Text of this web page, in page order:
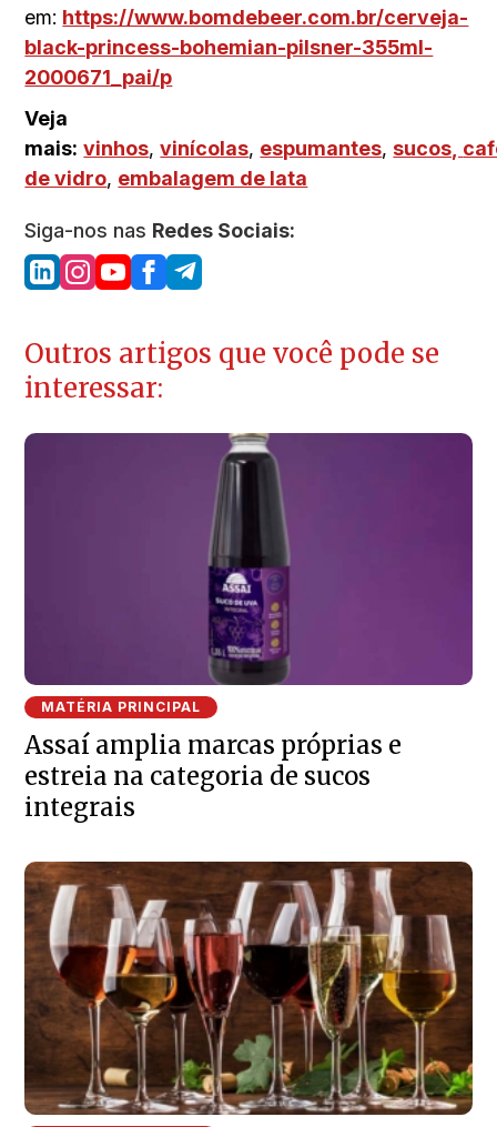
em: https://www.bomdebeer.com.br/cerveja-
black-princess-bohemian-pilsner-355ml-
2000671_pai/p
Veja
mais: vinhos,vinícolas, espumantes, sucos,
de vidro, embalagem de lata
Siga-nos nas Redes Sociais:
Outros artigos que você pode se
interessar:
MATÉRIA PRINCIPAL
Assaí amplia marcas próprias e
estreia na categoria de sucos
integrais